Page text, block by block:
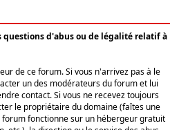
questions d'abus ou de légalité relatif à
de ce forum. Si vous n'arrivez pas à le
un des modérateurs du forum et lui
contact. Si vous ne recevez toujours
le propriétaire du domaine (faîtes une
fonctionne sur un hébergeur gratuit